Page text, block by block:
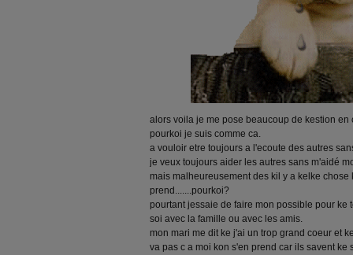
alors voila je me pose beaucoup de kestion en
pourkoi je suis comme ca.
a vouloir etre toujours a l'ecoute des autres
je veux toujours aider les autres sans m'aidé
mais malheureusement des kil y a kelke chose
prend.......pourkoi?
pourtant jessaie de faire mon possible pour ke
soi avec la famille ou avec les amis.
mon mari me dit ke j'ai un trop grand coeur et
va pas c a moi kon s'en prend car ils savent ke